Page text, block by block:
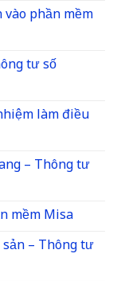
phần mềm
tư số
làm điều
– Thông tư
mềm Misa
– Thông tư